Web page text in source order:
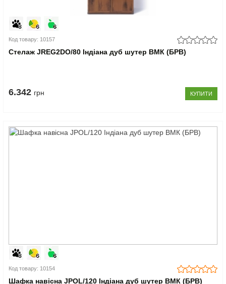
Код товару: 10157
Стелаж JREG2DO/80 Індіана дуб шутер ВМК (БРВ)
6.342 грн КУПИТИ
Код товару: 10154
Шафка навісна JPOL/120 Індіана дуб шутер ВМК (БРВ)